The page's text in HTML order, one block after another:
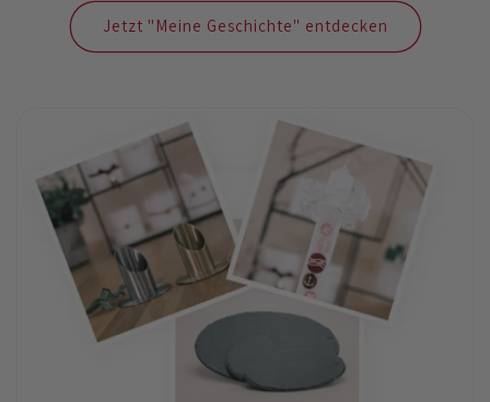
Jetzt "Meine Geschichte" entdecken